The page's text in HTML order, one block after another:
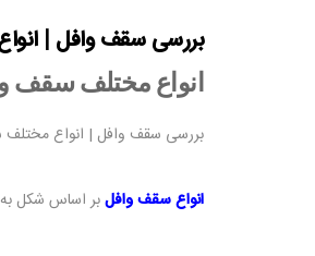
بررسی سقف وافل |
انواع مختلف سقف
بررسی سقف وافل | انواع
انواع سقف وافلبر اساس شکل